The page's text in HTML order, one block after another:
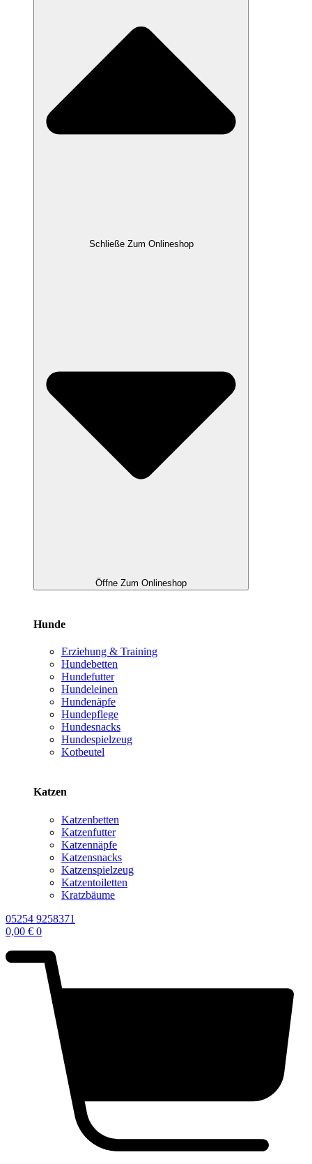
Schließe Zum Onlineshop
Öffne Zum Onlineshop
Hunde
Erziehung & Training
Hundebetten
Hundefutter
Hundeleinen
Hundenäpfe
Hundepflege
Hundesnacks
Hundespielzeug
Kotbeutel
Katzen
Katzenbetten
Katzenfutter
Katzennäpfe
Katzensnacks
Katzenspielzeug
Katzentoiletten
Kratzbäume
05254 9258371
0,00 € 0